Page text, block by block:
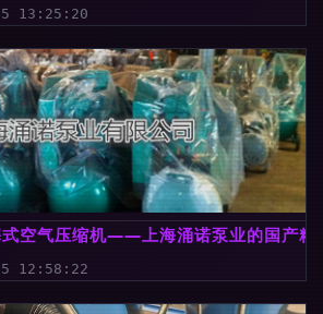
13:25:20
式空气压缩机——上海涌诺泵业的国产精
12:58:22